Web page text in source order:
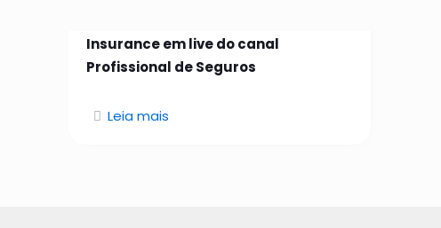
Insurance em live do canal
Profissional de Seguros
Leia mais